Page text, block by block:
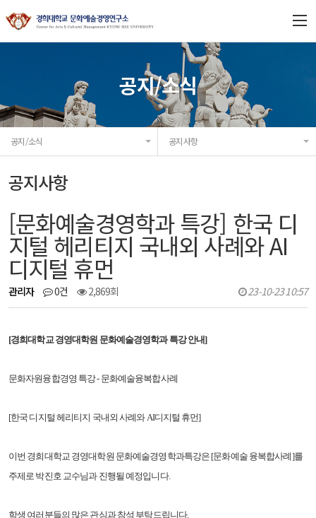
연구소 소개
협력기관
공지/소식
공지/소식
공지/소식 공지사항
공지사항
[문화예술경영학과 특강] 한국 디
지털 헤리티지 국내외 사례와 AI
디지털 휴먼
관리자 0건 2,869회 23-10-23 10:57
[경희대학교 경영대학원 문화예술경영학과 특강 안내]
문화자원융합경영 특강 - 문화예술융복합사례
[한국 디지털 헤리티지 국내외 사례와 AI디지털 휴먼]
이번 경희대학교 경영대학원 문화예술경영학과특강은 [문화예술 융복합사례]를
주제로 박진호 교수님과 진행될 예정입니다.
학생 여러분들의 많은 관심과 참석 부탁드립니다.